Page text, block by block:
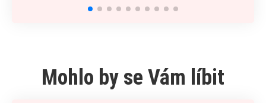
Mohlo by se Vám líbit